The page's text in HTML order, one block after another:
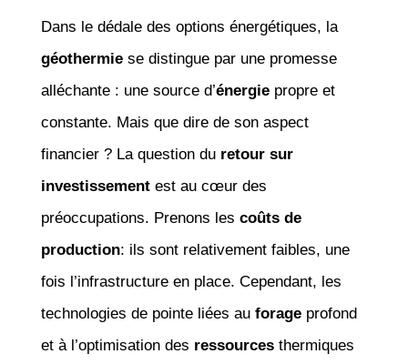
Dans le dédale des options énergétiques, la
géothermiese distingue par une promesse
alléchante : une source d’énergiepropre et
constante. Mais que dire de son aspect
financier ? La question du retour sur
investissementest au cœur des
préoccupations. Prenons les coûts de
production: ils sont relativement faibles, une
fois l’infrastructure en place. Cependant, les
technologies de pointe liées au forageprofond
et à l’optimisation des ressourcesthermiques